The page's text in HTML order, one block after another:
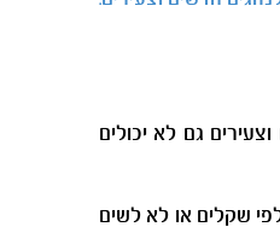
גם לא יכולים
שקלים או לא לשים